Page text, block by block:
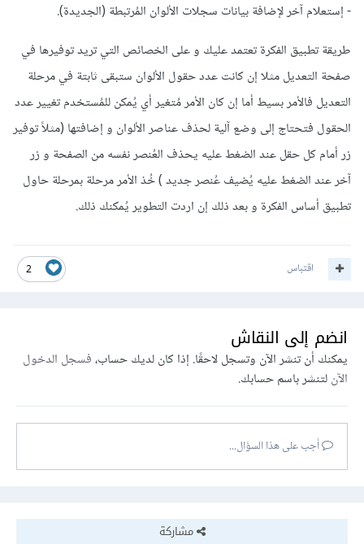
- إستعلام آخر لإضافة بيانات سجلات الألوان المُرتبطة (الجديدة).
طريقة تطبيق الفكرة تعتمد عليك و على الخصائص التي تريد توفيرها في
صفحة التعديل مثلا إن كانت عدد حقول الألوان ستبقى ثابتة في مرحلة
التعديل فالأمر بسيط أما إن كان الأمر مُتغير أي يُمكن للمُستخدم تغيير عدد
الحقول فتحتاج إلى وضع آلية لحذف عناصر الألوان و إضافتها (مثلاً توفير
زر أمام كل حقل عند الضغط عليه يحذف العُنصر نفسه من الصفحة و زر
آخر عند الضغط عليه يُضيف عُنصر جديد ) خُذ الأمر مرحلة بمرحلة حاول
تطبيق أساس الفكرة و بعد ذلك إن اردت التطوير يُمكنك ذلك.
2 اقتباس
انضم إلى النقاش
يمكنك أن تنشر الآن وتسجل لاحقًا. إذا كان لديك حساب،فسجل الدخول
الآنلتنشر باسم حسابك.
أجب على هذا السؤال...
مشاركة